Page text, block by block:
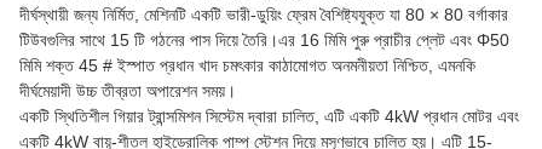
দীর্ঘস্থায়ী জন্য নির্মিত, মেশিনটি একটি ভারী-ডুয়িং ফ্রেম বৈশিষ্ট্যযুক্ত যা 80 × 80 বর্গাকার
টিউবগুলির সাথে 15 টি গঠনের পাস দিয়ে তৈরি।এর 16 মিমি পুরু প্রাচীর প্লেট এবং Φ50
মিমি শক্ত 45 # ইস্পাত প্রধান খাদ চমৎকার কাঠামোগত অনমনীয়তা নিশ্চিত, এমনকি
দীর্ঘমেয়াদী উচ্চ তীব্রতা অপারেশন সময়।
একটি স্থিতিশীল গিয়ার ট্রান্সমিশন সিস্টেম দ্বারা চালিত, এটি একটি 4kW প্রধান মোটর এবং
একটি 4kW বায়ু-শীতল হাইড্রোলিক পাম্প স্টেশন দিয়ে মসৃণভাবে চালিত হয়। এটি 15-